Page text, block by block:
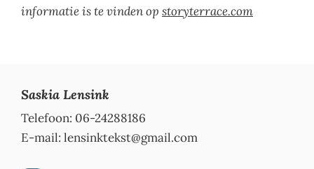
informatie is te vinden op storyterrace.com
Saskia Lensink
Telefoon: 06-24288186
E-mail: lensinktekst@gmail.com